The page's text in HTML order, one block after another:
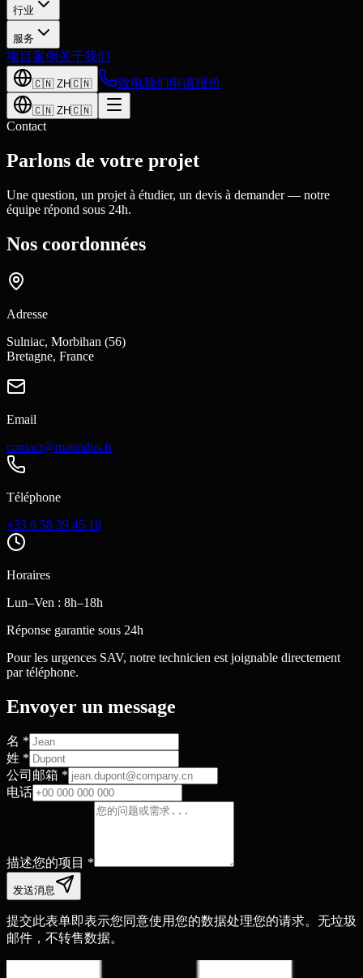
行业
服务
项目案例 关于我们
🇨🇳 ZH🇨🇳 致电我们申请报价
🇨🇳 ZH🇨🇳
Contact
Parlons de votre projet
Une question, un projet à étudier, un devis à demander — notre
équipe répond sous 24h.
Nos coordonnées
Adresse
Sulniac, Morbihan (56)
Bretagne, France
Email
contact@matindus.fr
Téléphone
+33 6 58 39 45 16
Horaires
Lun–Ven : 8h–18h
Réponse garantie sous 24h
Pour les urgences SAV, notre technicien est joignable directement
par téléphone.
Envoyer un message
名 *
姓 *
公司邮箱 *
电话
描述您的项目 *
发送消息
提交此表单即表示您同意使用您的数据处理您的请求。无垃圾
邮件，不转售数据。